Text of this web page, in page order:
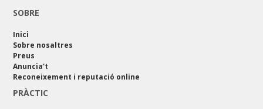
SOBRE
Inici
Sobre nosaltres
Preus
Anuncia't
Reconeixement i reputació online
PRÀCTIC